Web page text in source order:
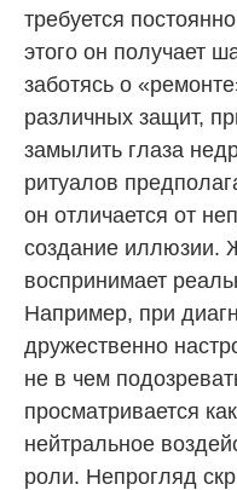
требуется
этого он получает
заботясь о
различных защит,
замылить глаза
ритуалов
он отличается от
создание иллюзии.
воспринимает
Например, при
дружественно
не в чем
просматривается
нейтральное
роли. Непрогляд